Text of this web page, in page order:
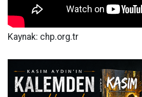
Kaynak: chp.org.tr